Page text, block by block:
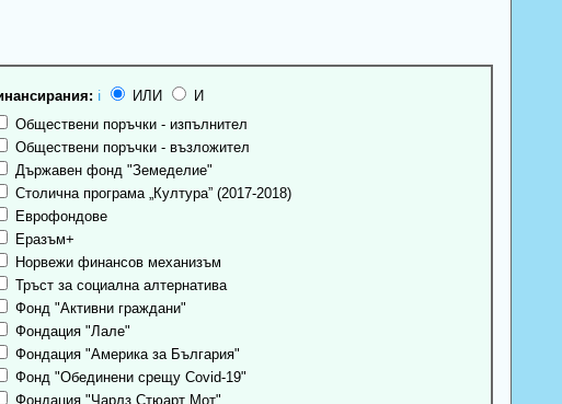
ℹ ИЛИ
И
Обществени поръчки - изпълнител
Обществени поръчки - възложител
Държавен фонд "Земеделие"
Столична програма „Култура” (2017-2018)
Еврофондове
Еразъм+
Норвежи финансов механизъм
Тръст за социална алтернатива
Фонд "Активни граждани"
Фондация "Лале"
Фондация "Америка за България"
Фонд "Обединени срещу Covid-19"
Фондация "Чарлз Стюарт Мот"